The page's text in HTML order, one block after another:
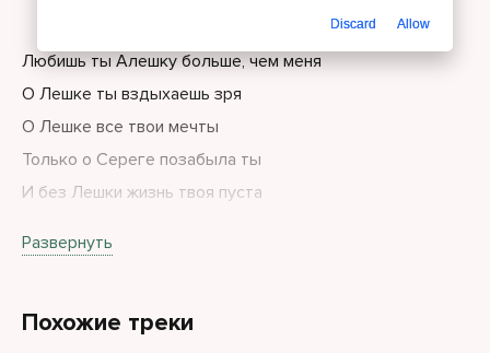
Любишь ты Алешку больше, чем меня
О Лешке ты вздыхаешь зря
О Лешке все твои мечты
Только о Сереге позабыла ты
И без Лешки жизнь твоя пуста
Наблюдаешь ты за ним издалека
Развернуть
Похожие треки
Discard Allow